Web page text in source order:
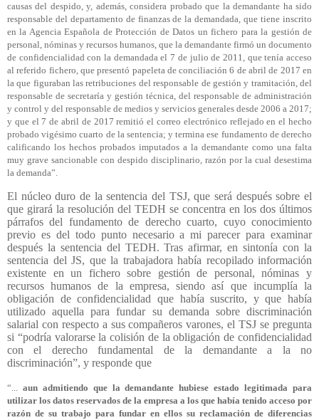
causas del despido, y, además, considera probado que la demandante ha sido
responsable del departamento de finanzas de la demandada, que tiene inscrito
en la Agencia Española de Protección de Datos un fichero para la gestión de
personal, nóminas y recursos humanos, que la demandante firmó un documento
de confidencialidad con la demandada el 7 de julio de 2011, que tenía acceso
al referido fichero, que presentó papeleta de conciliación 6 de abril de 2017 en
la que figuraban las retribuciones del responsable de gestión y tramitación, del
responsable de secretaría y gestión técnica, del responsable de administración
y control y del responsable de medios y servicios generales desde 2006 a 2017;
y que el 7 de abril de 2017 remitió el correo electrónico reflejado en el hecho
probado vigésimo cuarto de la sentencia; y termina ese fundamento de derecho
calificando los hechos probados imputados a la demandante como una falta
muy grave sancionable con despido disciplinario, razón por la cual desestima
la demanda”.
El núcleo duro de la sentencia del TSJ, que será después sobre el
que girará la resolución del TEDH se concentra en los dos últimos
párrafos del fundamento de derecho cuarto, cuyo conocimiento
previo es del todo punto necesario a mi parecer para examinar
después la sentencia del TEDH. Tras afirmar, en sintonía con la
sentencia del JS, que la trabajadora había recopilado información
existente en un fichero sobre gestión de personal, nóminas y
recursos humanos de la empresa, siendo así que incumplía la
obligación de confidencialidad que había suscrito, y que había
utilizado aquella para fundar su demanda sobre discriminación
salarial con respecto a sus compañeros varones, el TSJ se pregunta
si “podría valorarse la colisión de la obligación de confidencialidad
con el derecho fundamental de la demandante a la no
discriminación”, y responde que
“... aun admitiendo que la demandante hubiese estado legitimada para
utilizar los datos reservados de la empresa a los que había tenido acceso por
razón de su trabajo para fundar en ellos su reclamación de diferencias